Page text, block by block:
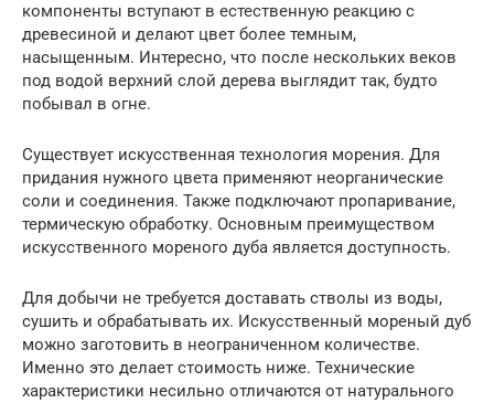
компоненты вступают в естественную реакцию с
древесиной и делают цвет более темным,
насыщенным. Интересно, что после нескольких веков
под водой верхний слой дерева выглядит так, будто
побывал в огне.
Существует искусственная технология морения. Для
придания нужного цвета применяют неорганические
соли и соединения. Также подключают пропаривание,
термическую обработку. Основным преимуществом
искусственного мореного дуба является доступность.
Для добычи не требуется доставать стволы из воды,
сушить и обрабатывать их. Искусственный мореный дуб
можно заготовить в неограниченном количестве.
Именно это делает стоимость ниже. Технические
характеристики несильно отличаются от натурального